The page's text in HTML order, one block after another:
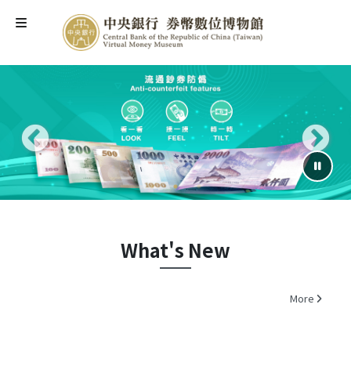
中央銀行 券幣數位博物館
中央銀行券幣數位博物館
暫停
What's New
More